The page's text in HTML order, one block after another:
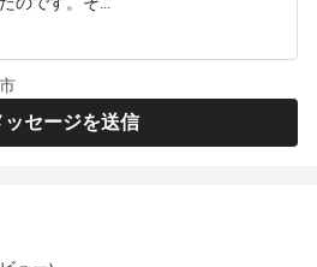
ッセージを送信